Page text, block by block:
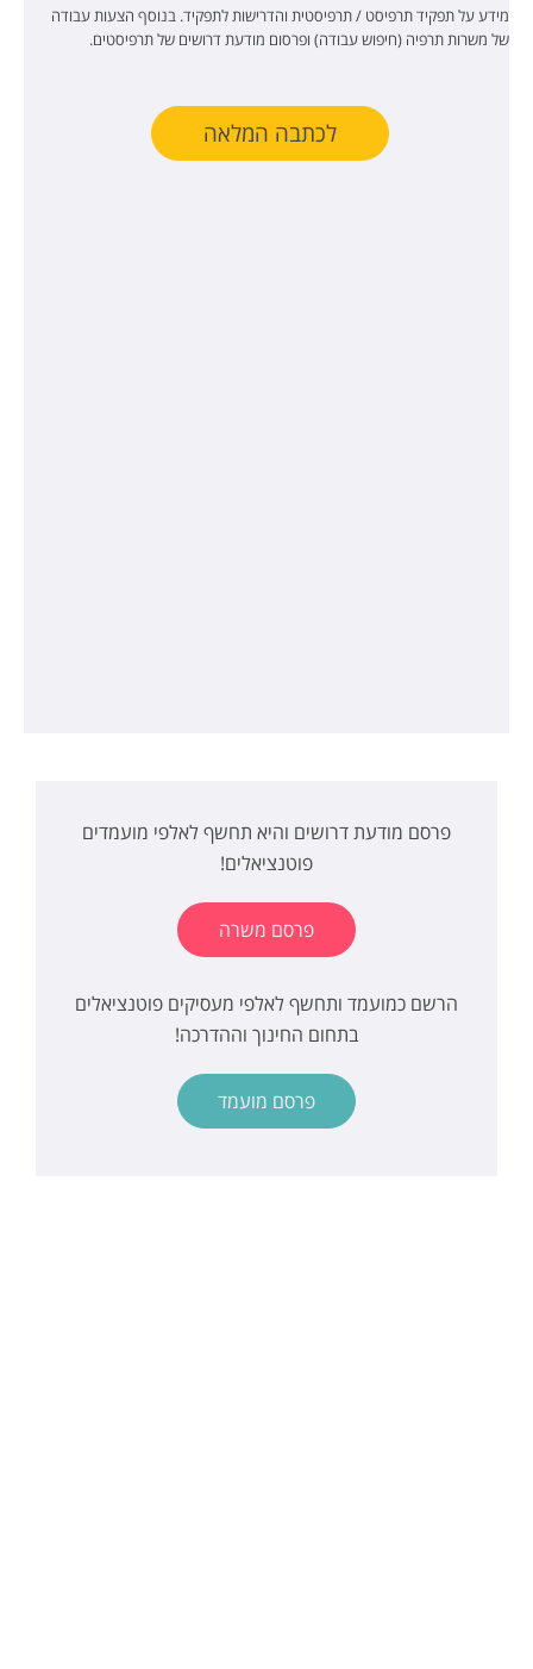
מידע על תפקיד תרפיסט / תרפיסטית והדרישות לתפקיד. בנוסף הצעות עבודה
של משרות תרפיה (חיפוש עבודה) ופרסום מודעת דרושים של תרפיסטים.
לכתבה המלאה
פרסם מודעת דרושים והיא תחשף לאלפי מועמדים
פוטנציאלים!
פרסם משרה
הרשם כמועמד ותחשף לאלפי מעסיקים פוטנציאלים
בתחום החינוך וההדרכה!
פרסם מועמד